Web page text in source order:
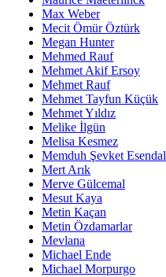
Max Weber
Mecit Ömür Öztürk
Megan Hunter
Mehmed Rauf
Mehmet Akif Ersoy
Mehmet Rauf
Mehmet Tayfun Küçük
Mehmet Yıldız
Melike İlgün
Melisa Kesmez
Memduh Şevket Esendal
Mert Arık
Merve Gülcemal
Mesut Kaya
Metin Kaçan
Metin Özdamarlar
Mevlana
Michael Ende
Michael Morpurgo